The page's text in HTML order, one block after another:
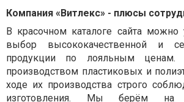
Компания «Витлекс» - плюсы
В красочном каталоге сайта
выбор высококачественной и
продукции по лояльным
производством пластиковых и
ходе их производства строго
изготовления. Мы берём на